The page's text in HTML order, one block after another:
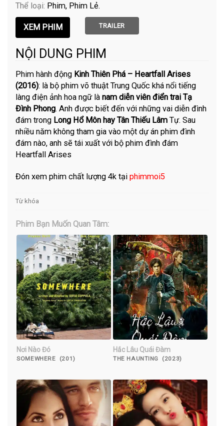
Thể loại: Phim Phim Lẻ
TRAILER
NỘI DUNG PHIM
Phim hành động Kinh Thiên Phá – Heartfall Arises
(2016): là bộ phim võ thuật Trung Quốc khá nổi tiếng
làng điện ảnh hoa ngữ lànam diễn viên điển trai Tạ
Đình Phong. Anh được biết đến với những vai diễn đình
đám trong Long Hổ Môn hay Tân Thiếu Lâm Tự. Sau
nhiều năm không tham gia vào một dự án phim đình
đám nào, anh sẽ tái xuất với bộ phim đình đám
Heartfall Arises
Đón xem phim chất lượng 4k tạiphimmoi5
Từ khóa
Phim Bạn Muốn Quan Tâm:
Nơi Nào Đó
SOMEWHERE (201)
Hắc Lâu Quái Đàm
THE HAUNTING (2023)